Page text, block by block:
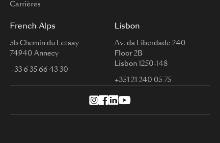
Carrières
French Alps
5b Chemin du Letsay
74940 Annecy
+33 6 35 66 43 30
Lisbon
Av. da Liberdade 240
Floor 2B
Lisbon 1250-148
+351 21 240 05 75